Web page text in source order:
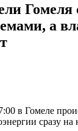
Гомеля
а
в Гомеле
сразу на